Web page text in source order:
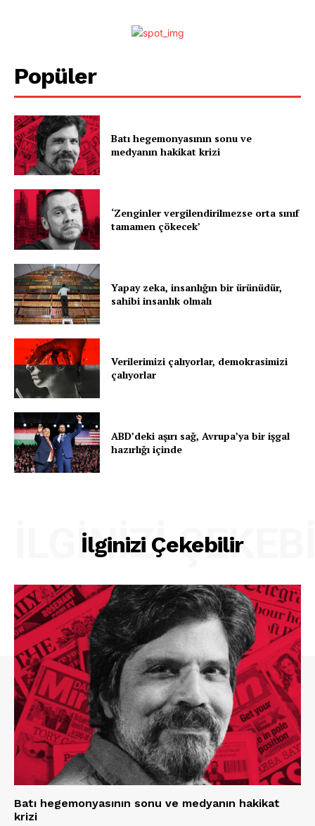
Popüler
Batı hegemonyasının sonu ve
medyanın hakikat krizi
‘Zenginler vergilendirilmezse orta sınıf
tamamen çökecek’
Yapay zeka, insanlığın bir ürünüdür,
sahibi insanlık olmalı
Verilerimizi çalıyorlar, demokrasimizi
çalıyorlar
ABD’deki aşırı sağ, Avrupa’ya bir işgal
hazırlığı içinde
İlginizi Çekebilir
İLGINIZI
Batı hegemonyasının sonu ve medyanın hakikat
krizi